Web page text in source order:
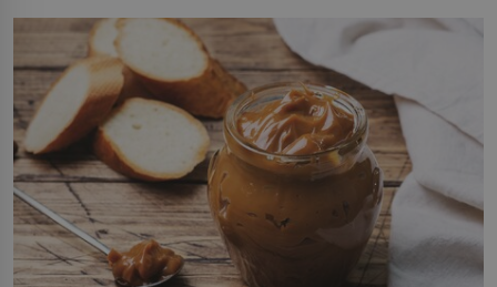
auta, žádný šepot, nic. Místo
vytoužené oázy klidu však
okamžitě nastoupí hluboké
znepokojení. Lidská mysl je totiž
evolučně nastavena na neustálý
[…]